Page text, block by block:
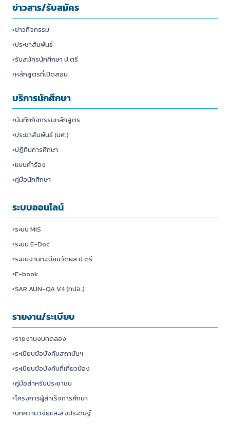
ข่าวสาร/รับสมัคร
▪ข่าวกิจกรรม
▪ประชาสัมพันธ์
▪รับสมัครนักศึกษา ป.ตรี
▪หลักสูตรที่เปิดสอน
บริการนักศึกษา
▪บันทึกกิจกรรมหลักสูตร
▪ประชาสัมพันธ์ (นศ.)
▪ปฏิทินการศึกษา
▪แบบคำร้อง
▪คู่มือนักศึกษา
ระบบออนไลน์
▪ระบบ MIS
▪ระบบ E-Doc
▪ระบบงานทะเบียนวัดผล ป.ตรี
▪E-book
▪SAR AUN-QA V4 (ทปอ.)
รายงาน/ระเบียบ
▪รายงานงบทดลอง
▪ระเบียบข้อบังคับสถาบันฯ
▪ระเบียบข้อบังคับที่เกี่ยวข้อง
▪คู่มือสำหรับประชาชน
▪โครงการผู้สำเร็จการศึกษา
▪บทความวิจัยและสิ่งประดิษฐ์